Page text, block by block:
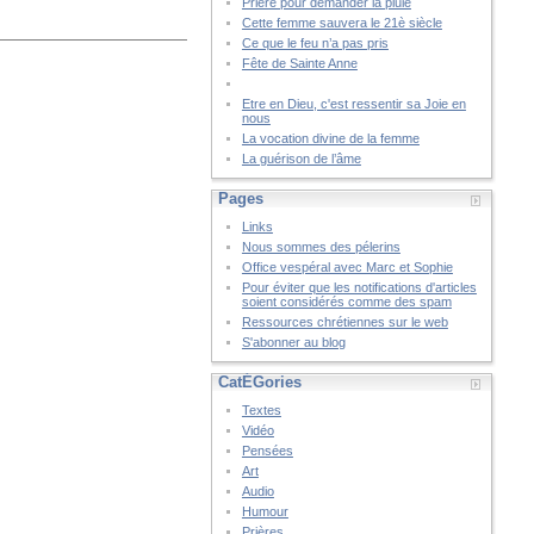
Cette femme sauvera le 21è siècle
Ce que le feu n’a pas pris
Fête de Sainte Anne
Etre en Dieu, c'est ressentir sa Joie en
nous
La vocation divine de la femme
La guérison de l’âme
Pages
Links
Nous sommes des pélerins
Office vespéral avec Marc et Sophie
Pour éviter que les notifications d'articles
soient considérés comme des spam
Ressources chrétiennes sur le web
S'abonner au blog
CatÉGories
Textes
Vidéo
Pensées
Art
Audio
Humour